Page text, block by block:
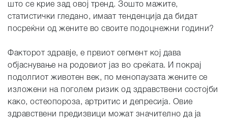
што се крие зад овој тренд. Зошто мажите,
статистички гледано, имаат тенденција да бидат
посреќни од жените во своите подоцнежни години?
Факторот здравје, е првиот сегмент кој дава
објаснување на родовиот јаз во среќата. И покрај
подолгиот животен век, по менопаузата жените се
изложени на поголем ризик од здравствени состојби
како, остеопороза, артритис и депресија. Овие
здравствени предизвици можат значително да ја